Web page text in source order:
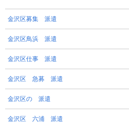
金沢区募集 派遣
金沢区鳥浜 派遣
金沢区仕事 派遣
金沢区 急募 派遣
金沢区の 派遣
金沢区 六浦 派遣